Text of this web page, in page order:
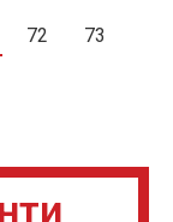
72
73